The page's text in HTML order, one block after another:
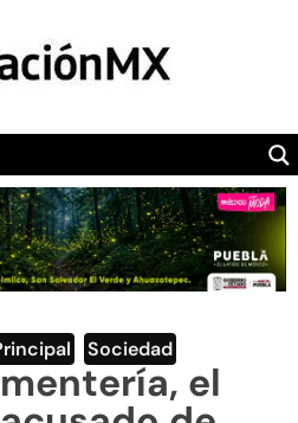
SECTION
VIDEOS
Sociedad
el